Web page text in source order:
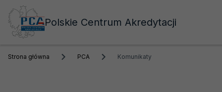
Polskie Centrum Akredytacji
Strona główna PCA Komunikaty